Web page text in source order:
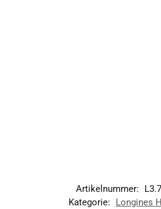
Artikelnummer:
Kategorie:
Longines